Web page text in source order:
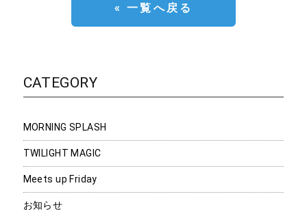
« 一覧へ戻る
CATEGORY
MORNING SPLASH
TWILIGHT MAGIC
Meets up Friday
お知らせ